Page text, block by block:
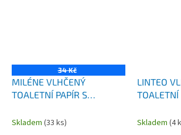
34 Kč
MILÉNE VLHČENÝ
TOALETNÍ PAPÍR S
Skladem (33 ks)
LINTEO
TOALETNÍ
Skladem (4